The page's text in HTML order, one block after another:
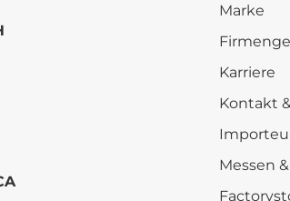
Marke
Karriere
Kontakt
Messen